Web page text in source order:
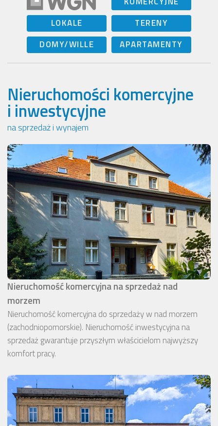
LOKALE
TERENY
DOMY/WILLE
APARTAMENTY
Nieruchomości komercyjne
i inwestycyjne
na sprzedaż i wynajem
Nieruchomość komercyjna na sprzedaż nad
morzem
Nieruchomość komercyjna do sprzedaży w nad morzem
(zachodniopomorskie). Nieruchomość inwestycyjna na
sprzedaż gwarantuje przyszłym właścicielom najwyższy
komfort pracy.